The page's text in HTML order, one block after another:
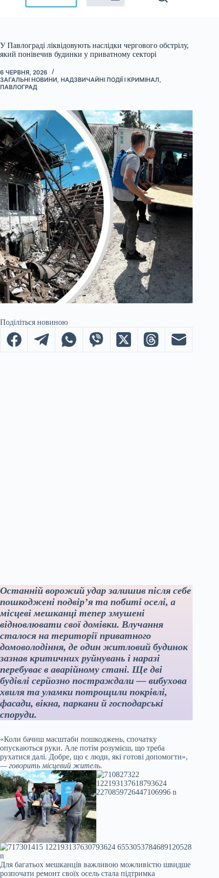
У Павлограді ліквідовують наслідки чергового обстрілу,
який понівечив будинки у приватному секторі
6 ЧЕРВНЯ, 2026
ЗАГАЛЬНІ НОВИНИ, НАДЗВИЧАЙНІ ПОДІЇ І КРИМІНАЛ,
ПАВЛОГРАД
Поділіться новиною
Останній ворожий удар залишив після себе
пошкоджені подвір’я та побиті оселі, а
місцеві мешканці тепер змушені
відновлювати свої домівки. Влучання
сталося на території приватного
домоволодіння, де один житловий будинок
зазнав критичних руйнувань і наразі
перебуває в аварійному стані. Ще дві
будівлі серйозно постраждали — вибухова
хвиля та уламки потрощили покрівлі,
фасади, вікна, паркани й господарські
споруди.
«Коли бачиш масштаби пошкоджень, спочатку
опускаються руки. Але потім розумієш, що треба
рухатися далі. Добре, що є люди, які готові допомогти»,
— говорить місцевий житель.
Для багатьох мешканців важливою можливістю швидше
розпочати ремонт своїх осель стала підтримка